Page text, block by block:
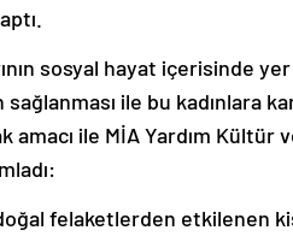
sosyal hayat içerisinde
ile bu kadınlara
amacı ile MİA Yardım Kültür
doğal felaketlerden etkilenen